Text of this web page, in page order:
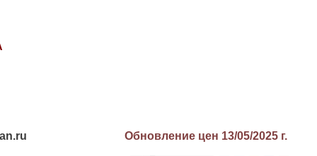
Обновление цен 13/05/2025 г.